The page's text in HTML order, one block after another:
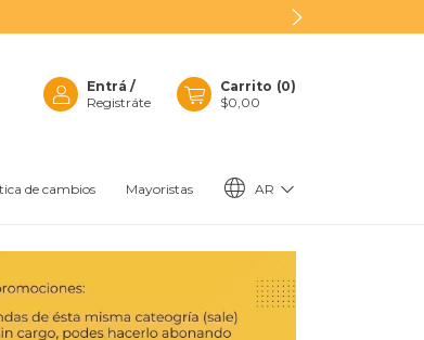
Entrá /
Registráte
Carrito (0)
$0,00
de cambios Mayoristas AR